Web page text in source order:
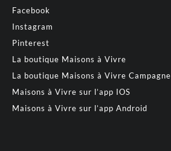
Facebook
Instagram
Pinterest
La boutique Maisons à Vivre
La boutique Maisons à Vivre Campagne
Maisons à Vivre sur l’app IOS
Maisons à Vivre sur l’app Android